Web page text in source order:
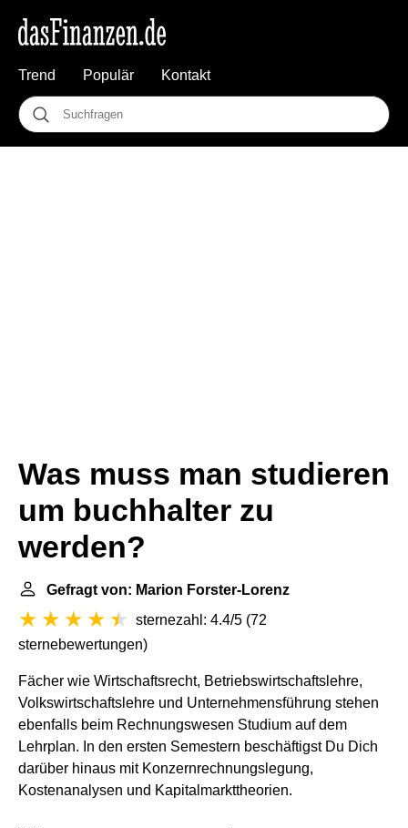
Trend Populär Kontakt
Was muss man studieren
um buchhalter zu
werden?
Gefragt von: Marion Forster-Lorenz
sternezahl: 4.4/5 (72
sternebewertungen)
Fächer wie Wirtschaftsrecht, Betriebswirtschaftslehre,
Volkswirtschaftslehre und Unternehmensführung stehen
ebenfalls beim Rechnungswesen Studium auf dem
Lehrplan. In den ersten Semestern beschäftigst Du Dich
darüber hinaus mit Konzernrechnungslegung,
Kostenanalysen und Kapitalmarkttheorien.